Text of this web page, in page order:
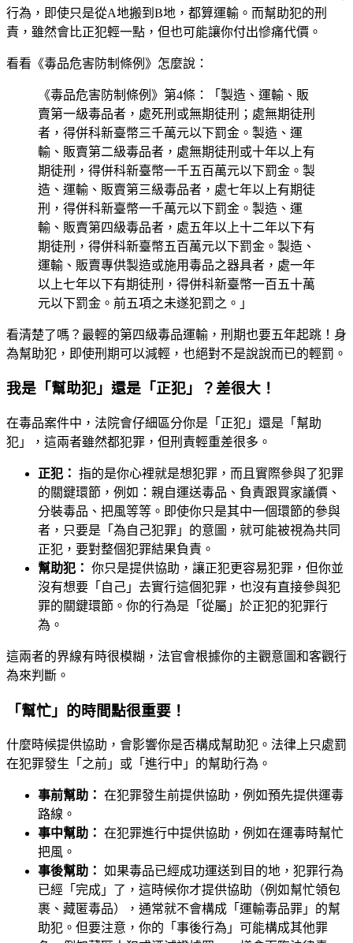
行為，即使只是從A地搬到B地，都算運輸。而幫助犯的刑
責，雖然會比正犯輕一點，但也可能讓你付出慘痛代價。
看看《毒品危害防制條例》怎麼說：
《毒品危害防制條例》第4條：「製造、運輸、販
賣第一級毒品者，處死刑或無期徒刑；處無期徒刑
者，得併科新臺幣三千萬元以下罰金。製造、運
輸、販賣第二級毒品者，處無期徒刑或十年以上有
期徒刑，得併科新臺幣一千五百萬元以下罰金。製
造、運輸、販賣第三級毒品者，處七年以上有期徒
刑，得併科新臺幣一千萬元以下罰金。製造、運
輸、販賣第四級毒品者，處五年以上十二年以下有
期徒刑，得併科新臺幣五百萬元以下罰金。製造、
運輸、販賣專供製造或施用毒品之器具者，處一年
以上七年以下有期徒刑，得併科新臺幣一百五十萬
元以下罰金。前五項之未遂犯罰之。」
看清楚了嗎？最輕的第四級毒品運輸，刑期也要五年起跳！身
為幫助犯，即使刑期可以減輕，也絕對不是說說而已的輕罰。
我是「幫助犯」還是「正犯」？差很大！
在毒品案件中，法院會仔細區分你是「正犯」還是「幫助
犯」，這兩者雖然都犯罪，但刑責輕重差很多。
正犯： 指的是你心裡就是想犯罪，而且實際參與了犯罪
的關鍵環節，例如：親自運送毒品、負責跟買家議價、
分裝毒品、把風等等。即使你只是其中一個環節的參與
者，只要是「為自己犯罪」的意圖，就可能被視為共同
正犯，要對整個犯罪結果負責。
幫助犯： 你只是提供協助，讓正犯更容易犯罪，但你並
沒有想要「自己」去實行這個犯罪，也沒有直接參與犯
罪的關鍵環節。你的行為是「從屬」於正犯的犯罪行
為。
這兩者的界線有時很模糊，法官會根據你的主觀意圖和客觀行
為來判斷。
「幫忙」的時間點很重要！
什麼時候提供協助，會影響你是否構成幫助犯。法律上只處罰
在犯罪發生「之前」或「進行中」的幫助行為。
事前幫助： 在犯罪發生前提供協助，例如預先提供運毒
路線。
事中幫助： 在犯罪進行中提供協助，例如在運毒時幫忙
把風。
事後幫助： 如果毒品已經成功運送到目的地，犯罪行為
已經「完成」了，這時候你才提供協助（例如幫忙領包
裹、藏匿毒品），通常就不會構成「運輸毒品罪」的幫
助犯。但要注意，你的「事後行為」可能構成其他罪